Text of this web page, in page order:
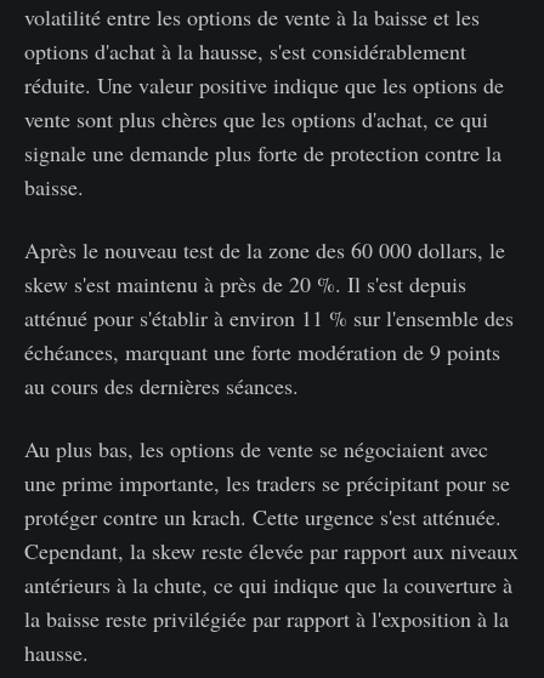
volatilité entre les options de vente à la baisse et les
options d'achat à la hausse, s'est considérablement
réduite. Une valeur positive indique que les options de
vente sont plus chères que les options d'achat, ce qui
signale une demande plus forte de protection contre la
baisse.
Après le nouveau test de la zone des 60 000 dollars, le
skew s'est maintenu à près de 20 %. Il s'est depuis
atténué pour s'établir à environ 11 % sur l'ensemble des
échéances, marquant une forte modération de 9 points
au cours des dernières séances.
Au plus bas, les options de vente se négociaient avec
une prime importante, les traders se précipitant pour se
protéger contre un krach. Cette urgence s'est atténuée.
Cependant, la skew reste élevée par rapport aux niveaux
antérieurs à la chute, ce qui indique que la couverture à
la baisse reste privilégiée par rapport à l'exposition à la
hausse.